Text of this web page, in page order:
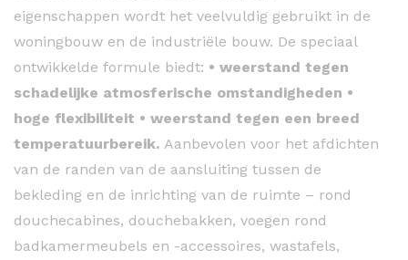
eigenschappen wordt het veelvuldig gebruikt in de
woningbouw en de industriële bouw. ​​De speciaal
ontwikkelde formule biedt: • weerstand tegen
schadelijke atmosferische omstandigheden •
hoge flexibiliteit • weerstand tegen een breed
temperatuurbereik. Aanbevolen voor het afdichten
van de randen van de aansluiting tussen de
bekleding en de inrichting van de ruimte – rond
douchecabines, douchebakken, voegen rond
badkamermeubels en -accessoires, wastafels,